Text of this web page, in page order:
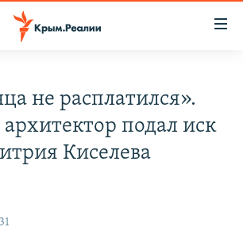
не расплатился».
подал иск
Киселева